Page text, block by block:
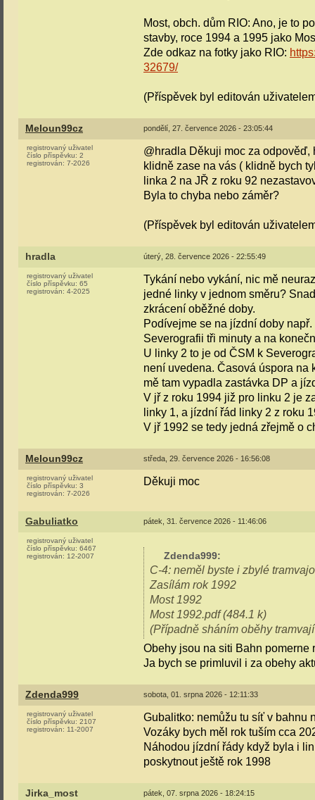
Most, obch. dům RIO: Ano, je to
stavby, roce 1994 a 1995 jako
Zde odkaz na fotky jako RIO:
32679/
(Příspěvek byl editován
Meloun99cz pondělí, 27. července 2026 - 23:05:44
registrovaný uživatel
číslo příspěvku: 2
registrován: 7-2026
@hradla Děkuji moc za odpověď,
klidně zase na vás ( klidně bych
linka 2 na JŘ z roku 92
Byla to chyba nebo záměr?
(Příspěvek byl editován
hradla úterý, 28. července 2026 - 22:55:49
registrovaný uživatel
číslo příspěvku: 65
registrován: 4-2025
Tykání nebo vykání, nic mě
jedné linky v jednom směru?
zkrácení oběžné doby.
Podívejme se na jízdní doby
Severografii tři minuty a na
U linky 2 to je od ČSM k
není uvedena. Časová úspora na
mě tam vypadla zastávka DP a
V jř z roku 1994 již pro linku 2 je
linky 1, a jízdní řád linky 2 z roku
V jř 1992 se tedy jedná zřejmě o
Meloun99cz středa, 29. července 2026 - 16:56:08
registrovaný uživatel
číslo příspěvku: 3
registrován: 7-2026
Děkuji moc
Gabuliatko pátek, 31. července 2026 - 11:46:06
registrovaný uživatel
číslo příspěvku: 6467
registrován: 12-2007 Zdenda999:
C-4: neměl byste i zbylé
Zasílám rok 1992
Most 1992
Most 1992.pdf (484.1 k)
(Případně sháním oběhy
Obehy jsou na siti Bahn pomerne
Ja bych se primluvil i za obehy
Zdenda999 sobota, 01. srpna 2026 - 12:11:33
registrovaný uživatel
číslo příspěvku: 2107
registrován: 11-2007
Gubalitko: nemůžu tu síť v bahnu
Vozáky bych měl rok tuším cca
Náhodou jízdní řády když byla i
poskytnout ještě rok 1998
Jirka_most pátek, 07. srpna 2026 - 18:24:15